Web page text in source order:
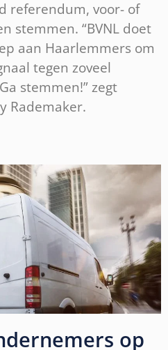
referendum, voor- of
stemmen. “BVNL doet
aan Haarlemmers om
tegen zoveel
stemmen!” zegt
Rademaker.
op